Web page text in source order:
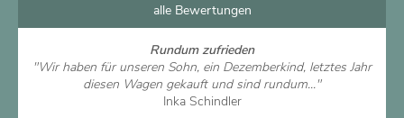
alle Bewertungen
Rundum zufrieden
"Wir haben für unseren Sohn, ein Dezemberkind, letztes Jahr
diesen Wagen gekauft und sind rundum..."
Inka Schindler